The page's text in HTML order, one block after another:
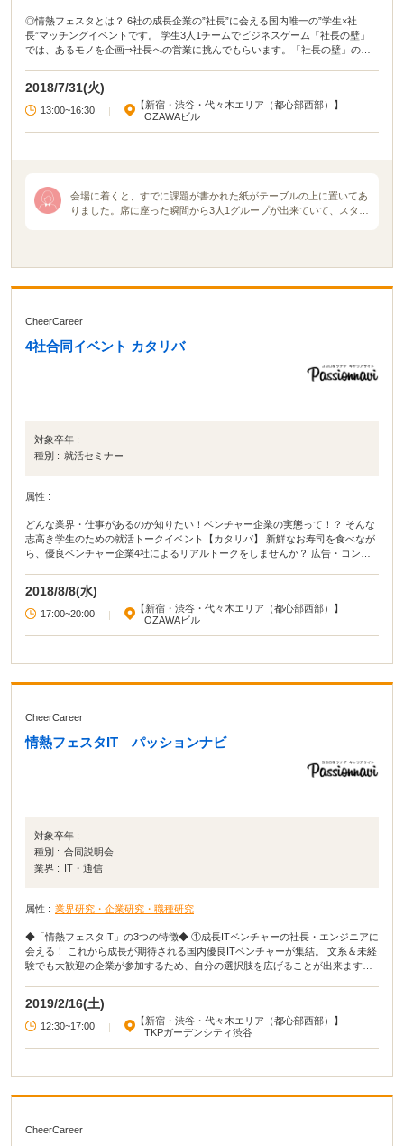
◎情熱フェスタとは？ 6社の成長企業の”社長”に会える国内唯一の”学生×社
長”マッチングイベントです。 学生3人1チームでビジネスゲーム「社長の壁」
では、あるモノを企画⇒社長への営業に挑んでもらいます。「社長の壁」の営
は、情熱フェスタの1社のみバージョンを開催いたします！
2018/7/31(火)
13:00~16:30 |
【新宿・渋谷・代々木エリア（都心部西部）】
OZAWAビル
会場に着くと、すでに課題が書かれた紙がテーブルの上に置いてあ
りました。席に座った瞬間から3人1グループが出来ていて、スタッ
プレゼンテーションは全て点数化され、企画力、情熱力、プレゼン
の座談会をするという形でした。
CheerCareer
4社合同イベント カタリバ
対象卒年 :
種別 : 就活セミナー
属性 :
どんな業界・仕事があるのか知りたい！ベンチャー企業の実態って！？ そんな
志高き学生のための就活トークイベント【カタリバ】 新鮮なお寿司を食べなが
ら、優良ベンチャー企業4社によるリアルトークをしませんか？ 広告・コンサ
2018/8/8(水)
17:00~20:00 |
【新宿・渋谷・代々木エリア（都心部西部）】
OZAWAビル
CheerCareer
情熱フェスタIT パッションナビ
対象卒年 :
種別 : 合同説明会
業界 :
IT・通信
属性 : 業界研究・企業研究・職種研究
◆「情熱フェスタIT」の3つの特徴◆ ①成長ITベンチャーの社長・エンジニアに
会える！ これから成長が期待される国内優良ITベンチャーが集結。 文系＆未経
験でも大歓迎の企業が参加するため、自分の選択肢を広げることが出来ます。
を複数のワーク実践を通してを体験できます。 社長目線のフィードバックもも
らえるので、今後の就活に活かせます。 ③スカウトされたら即日社長面談をゲ
ットできる！ 「もう少し話がしたい！」「ぜひ採用したい！」という学生を社
長自らスカウト。 選考パスや特別選考のチャンスも多数あり、その場で一発内
2019/2/16(土)
12:30~17:00 |
【新宿・渋谷・代々木エリア（都心部西部）】
TKPガーデンシティ渋谷
CheerCareer